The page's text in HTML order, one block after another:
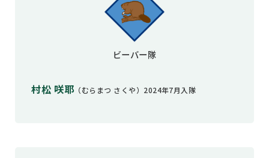
ビーバー隊
村松 咲耶 （むらまつ さくや）2024年7月入隊